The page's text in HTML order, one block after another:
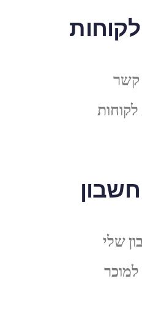
קשר
חשבון
שלי